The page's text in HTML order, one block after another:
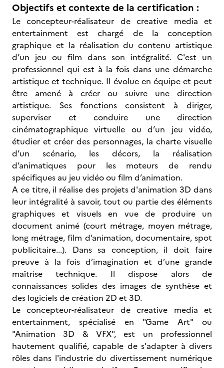
Objectifs et contexte de la certification :
Le concepteur-réalisateur de creative media et
entertainment est chargé de la conception
graphique et la réalisation du contenu artistique
d’un jeu ou film dans son intégralité. C'est un
professionnel qui est à la fois dans une démarche
artistique et technique. Il évolue en équipe et peut
être amené à créer ou suivre une direction
artistique. Ses fonctions consistent à diriger,
superviser et conduire une direction
cinématographique virtuelle ou d’un jeu vidéo,
étudier et créer des personnages, la charte visuelle
d’un scénario, les décors, la réalisation
d’animatiques pour les moteurs de rendu
spécifiques au jeu vidéo ou film d’animation.
A ce titre, il réalise des projets d'animation 3D dans
leur intégralité à savoir, tout ou partie des éléments
graphiques et visuels en vue de produire un
document animé (court métrage, moyen métrage,
long métrage, film d’animation, documentaire, spot
publicitaire...). Dans sa conception, il doit faire
preuve à la fois d’imagination et d’une grande
maîtrise technique. Il dispose alors de
connaissances solides des images de synthèse et
des logiciels de création 2D et 3D.
Le concepteur-réalisateur de creative media et
entertainment, spécialisé en "Game Art" ou
"Animation 3D & VFX", est un professionnel
hautement qualifié, capable de s'adapter à divers
rôles dans l'industrie du divertissement numérique